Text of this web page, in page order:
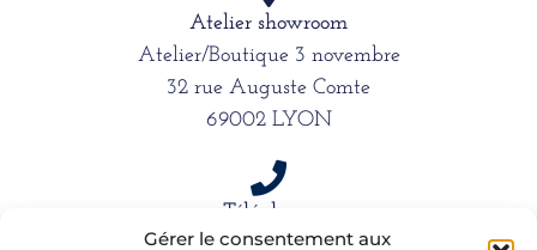
Gérer le consentement aux
Atelier showroom
Atelier/Boutique 3 novembre
32 rue Auguste Comte
69002 LYON
Téléphone
06 15 61 39 66